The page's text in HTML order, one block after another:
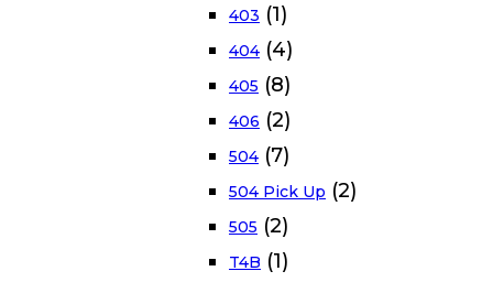
403 (1)
404 (4)
405 (8)
406 (2)
504 (7)
504 Pick Up (2)
505 (2)
T4B (1)